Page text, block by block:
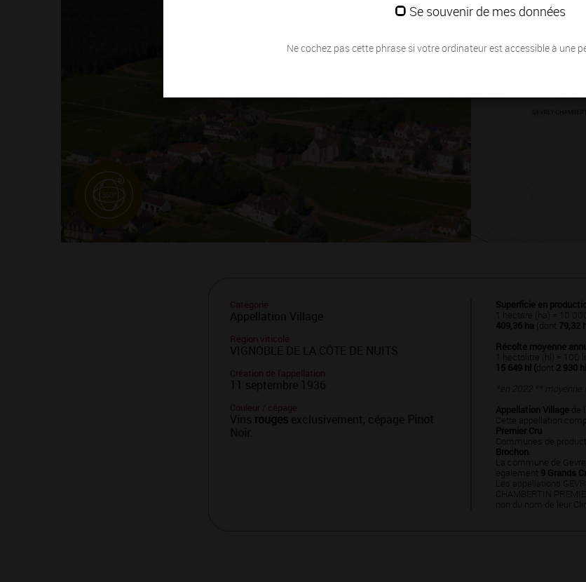
Se souvenir de mes données
Ne cochez pas cette phrase si votre ordinateur est accessible à une
Catégorie
Appellation Village
Région viticole
VIGNOBLE DE LA CÔTE DE NUITS
Création de l'appellation
11 septembre 1936
Couleur / cépage
Vins rouges exclusivement, cépage
Superficie en
1 hectare (ha) = 10
409,36 ha
(dont 79,32
Récolte moyenne
1 hectolitre (hl) = 100
15 649 hl (dont 2 930 hl
*en 2022 ** moyenne
Appellation Village de
Cette appellation
Premier Cru
Communes de
Brochon
La commune de
également 9 Grands
Les appellations
CHAMBERTIN
non du nom de leur